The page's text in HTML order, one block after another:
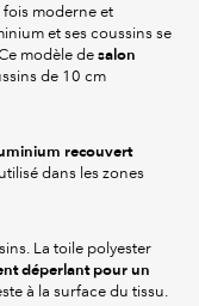
fois moderne et
et ses coussins se
modèle de salon
de 10 cm
recouvert
dans les zones
La toile polyester
déperlant pour un
à la surface du tissu.